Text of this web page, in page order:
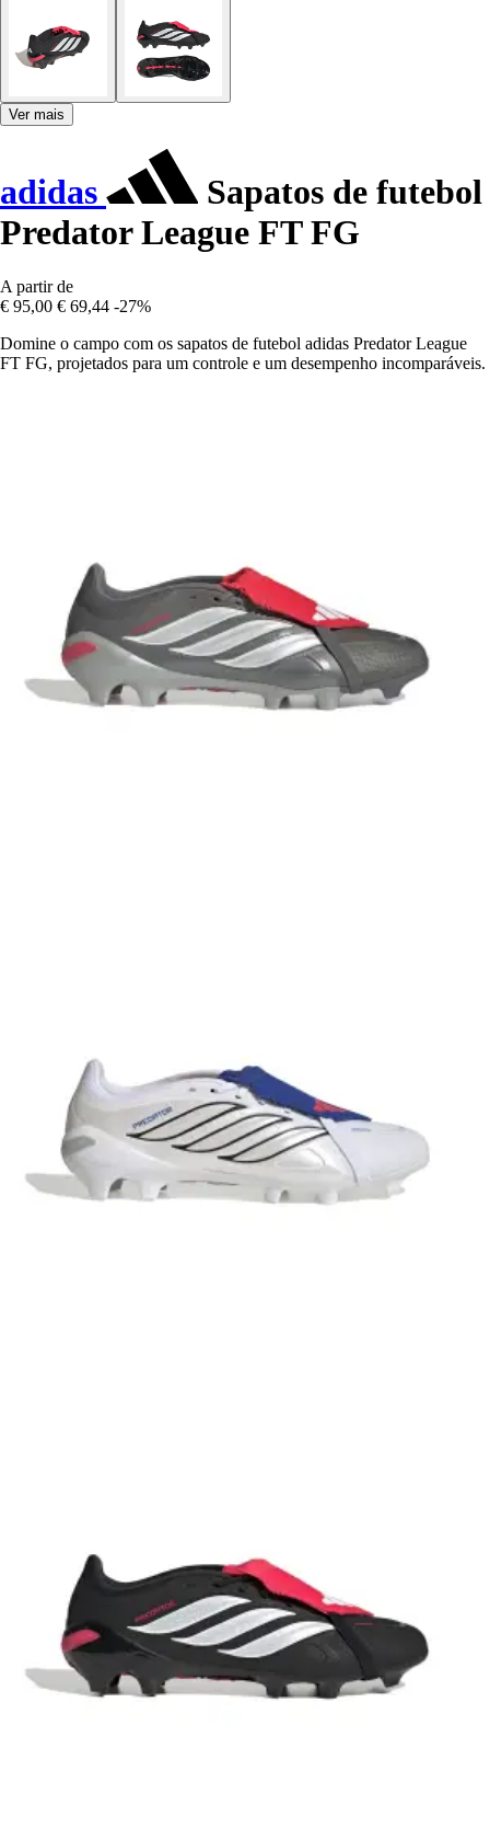
Ver mais
adidas
Sapatos de futebol
Predator League FT FG
A partir de
€ 95,00 € 69,44 -27%
Domine o campo com os sapatos de futebol adidas Predator League
FT FG, projetados para um controle e um desempenho incomparáveis.